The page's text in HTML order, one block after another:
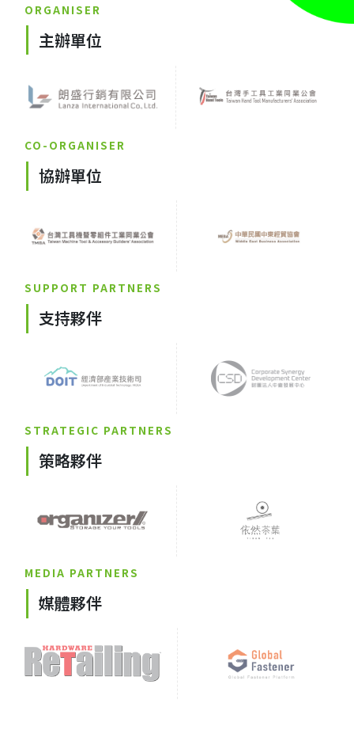
ORGANISER
主辦單位
CO-ORGANISER
協辦單位
SUPPORT PARTNERS
支持夥伴
STRATEGIC PARTNERS
策略夥伴
MEDIA PARTNERS
媒體夥伴